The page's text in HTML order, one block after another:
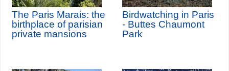
The Paris Marais: the
birthplace of parisian
private mansions
Birdwatching in Paris
- Buttes Chaumont
Park